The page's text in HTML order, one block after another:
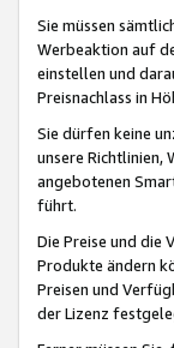
Sie müssen
Werbeaktion auf
einstellen und
Preisnachlass in
Sie dürfen keine
unsere Richtlinien,
angebotenen
führt.
Die Preise und die
Produkte ändern
Preisen und
der Lizenz